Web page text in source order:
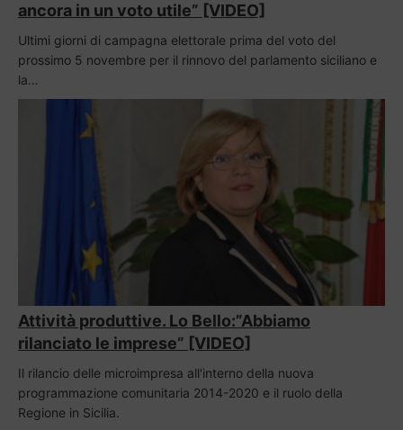
ancora in un voto utile” [VIDEO]
Ultimi giorni di campagna elettorale prima del voto del
prossimo 5 novembre per il rinnovo del parlamento siciliano e
la…
Attività produttive. Lo Bello:”Abbiamo
rilanciato le imprese” [VIDEO]
Il rilancio delle microimpresa all'interno della nuova
programmazione comunitaria 2014-2020 e il ruolo della
Regione in Sicilia.